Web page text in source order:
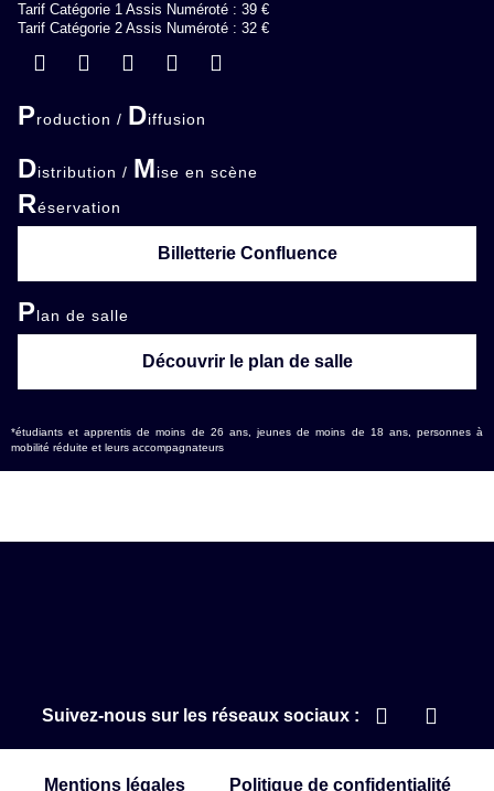
Tarif Catégorie 1 Assis Numéroté : 39 €
Tarif Catégorie 2 Assis Numéroté : 32 €
Production / Diffusion
Distribution / Mise en scène
Réservation
Billetterie Confluence
Plan de salle
Découvrir le plan de salle
*étudiants et apprentis de moins de 26 ans, jeunes de moins de 18 ans, personnes à
mobilité réduite et leurs accompagnateurs
Suivez-nous sur les réseaux sociaux :
Mentions légales Politique de confidentialité